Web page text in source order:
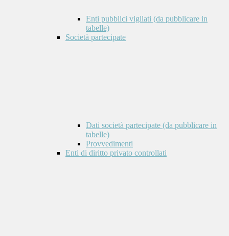
Enti pubblici vigilati (da pubblicare in
tabelle)
Società partecipate
Dati società partecipate (da pubblicare in
tabelle)
Provvedimenti
Enti di diritto privato controllati